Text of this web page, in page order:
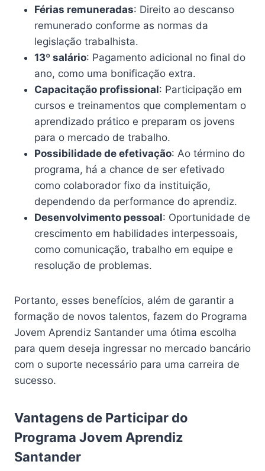
Férias remuneradas: Direito ao descanso
remunerado conforme as normas da
legislação trabalhista.
13º salário: Pagamento adicional no final do
ano, como uma bonificação extra.
Capacitação profissional: Participação em
cursos e treinamentos que complementam o
aprendizado prático e preparam os jovens
para o mercado de trabalho.
Possibilidade de efetivação: Ao término do
programa, há a chance de ser efetivado
como colaborador fixo da instituição,
dependendo da performance do aprendiz.
Desenvolvimento pessoal: Oportunidade de
crescimento em habilidades interpessoais,
como comunicação, trabalho em equipe e
resolução de problemas.
Portanto, esses benefícios, além de garantir a
formação de novos talentos, fazem do Programa
Jovem Aprendiz Santander uma ótima escolha
para quem deseja ingressar no mercado bancário
com o suporte necessário para uma carreira de
sucesso.
Vantagens de Participar do
Programa Jovem Aprendiz
Santander